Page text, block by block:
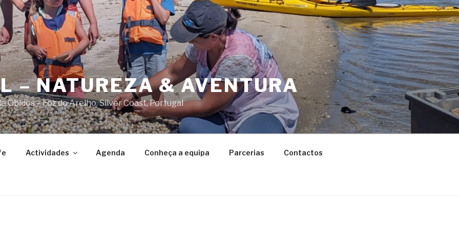
– NATUREZA & AVENTURA
Óbidos – Foz do Arelho. Silver Coast, Portugal
Actividades Agenda Conheça a equipa Parcerias Contactos